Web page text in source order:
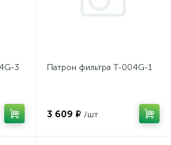
3 Патрон фильтра T-004G-1
3 609 ₽ /шт